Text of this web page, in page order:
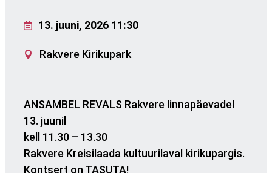
13. juuni, 2026 11:30
Rakvere Kirikupark
ANSAMBEL REVALS Rakvere linnapäevadel
13. juunil
kell 11.30 – 13.30
Rakvere Kreisilaada kultuurilaval kirikupargis.
Kontsert on TASUTA!